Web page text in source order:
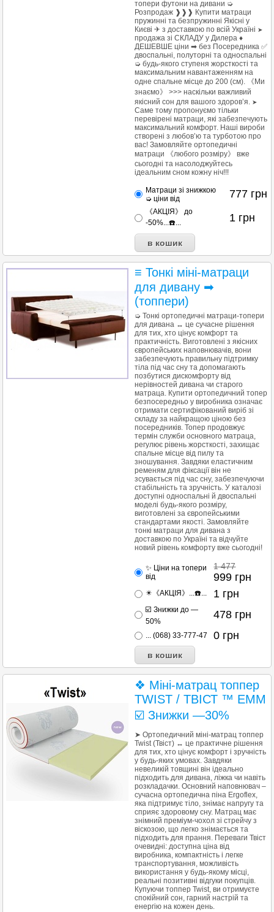
топери футони на дивани ➭
Розпродаж ❱❱❱ Купити матраци
пружинні та безпружинні Якісні у
Києві ✈ з доставкою по всій Україні ➤
продажа зі СКЛАДУ у Дилера ♦
ДЕШЕВШЕ ціни ➡ без Посередника ✅
двоспальні, полуторні та односпальні
➭ будь-якого ступеня жорсткості та
максимальним навантаженням на
одне спальне місце до 200 (см). 《Ми
знаємо》 >>> наскільки важливий
якісний сон для вашого здоров’я. ➤
Саме тому пропонуємо тільки
перевірені матраци, які забезпечують
максимальний комфорт. Наші вироби
створені з любов’ю та турботою про
вас! Замовляйте ортопедичні
матраци 《любого розміру》 вже
сьогодні та насолоджуйтесь
ідеальним сном кожну ніч!!!
Матраци зі знижкою
➭ ціни від
777 грн
《АКЦІЯ》 до
-50%...☎️...
1 грн
≡ Тонкі міні-матраци
для дивану ➡
(топпери)
➭ Тонкі ортопедичні матраци-топери
для дивана ↔ це сучасне рішення
для тих, хто цінує комфорт та
практичність. Виготовлені з якісних
європейських наповнювачів, вони
забезпечують правильну підтримку
тіла під час сну та допомагають
позбутися дискомфорту від
нерівностей дивана чи старого
матраца. Купити ортопедичний топер
безпосередньо у виробника означає
отримати сертифікований виріб зі
складу за найкращою ціною без
посередників. Топер продовжує
термін служби основного матраца,
регулює рівень жорсткості, захищає
спальне місце від пилу та
зношування. Завдяки еластичним
ременям для фіксації він не
зсувається під час сну, забезпечуючи
стабільність та зручність. У каталозі
доступні односпальні й двоспальні
моделі будь-якого розміру,
виготовлені за європейськими
стандартами якості. Замовляйте
тонкі матраци для дивана з
доставкою по Україні та відчуйте
новий рівень комфорту вже сьогодні!
✨ Ціни на топери
від
1 477
999 грн
✴️《АКЦІЯ》...☎️... 1 грн
☑️ Знижки до —
50%
478 грн
... (068) 33-777-47 0 грн
❖ Міні-матрац топпер
TWIST / ТВІСТ ™ EMM
☑️ Знижки —30%
➤ Ортопедичний міні-матрац топпер
Twist (Твіст) ↔ це практичне рішення
для тих, хто цінує комфорт і зручність
у будь-яких умовах. Завдяки
невеликій товщині він ідеально
підходить для дивана, ліжка чи навіть
розкладачки. Основний наповнювач –
сучасна ортопедична піна Ergoflex,
яка підтримує тіло, знімає напругу та
сприяє здоровому сну. Матрац має
знімний преміум-чохол зі стрейчу з
віскозою, що легко знімається та
підходить для прання. Переваги Твіст
очевидні: доступна ціна від
виробника, компактність і легке
транспортування, можливість
використання у будь-якому місці,
реальні позитивні відгуки покупців.
Купуючи топпер Twist, ви отримуєте
спокійний сон, гарний настрій та
енергію на кожен день.